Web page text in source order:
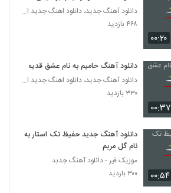
دانلود آهنگ قایق شکسته از علیرضا محمدپور
۲۳۸ بازدید
دانلود آهنگ سهیل دفتری خانوم
دانلود آهنگ بارونه چشام از آرمان نیک
۲۱۹ بازدید
آهنگ بی رحم از بهنام آزاد(پاپ)
۲۲۴ بازدید
۰۰:۲۰
دانلود آهنگ جدید، دانلود اهنگ جدید ایرانی
۴۶۸ بازدید
۰۰:۳۷
دانلود آهنگ حامیم به نام عشق قدیمی
دانلود آهنگ جدید، دانلود اهنگ جدید ایرانی
۳۳۰ بازدید
۰۰:۵۴
دانلود آهنگ جدید حفیظ تک استار به
نام گل مریم
موزیک قیر - دانلود آهنگ جدبد
۳۰۰ بازدید